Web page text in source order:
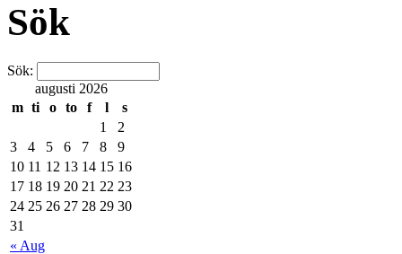
Sök
Sök:
augusti 2026
m ti o to f l s
« Aug
1
2
3
4 5 6 7 8
9
10 11 12 13 14 15 16
17 18 19 20 21 22 23
24 25 26 27 28 29 30
31